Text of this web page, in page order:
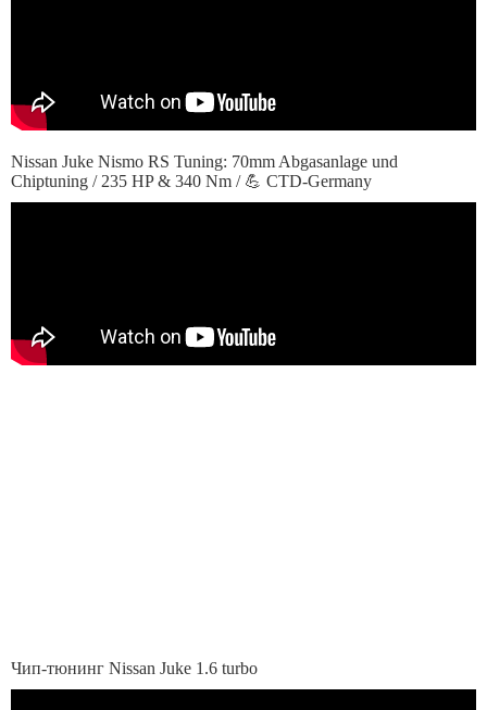
Nissan Juke Nismo RS Tuning: 70mm Abgasanlage und
Chiptuning / 235 HP & 340 Nm / 💪 CTD-Germany
Чип-тюнинг Nissan Juke 1.6 turbo